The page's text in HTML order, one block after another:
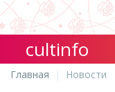
cultinfo
Главная Новости